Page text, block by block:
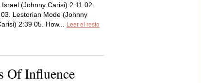
Israel (Johnny Carisi) 2:11 02.
Lestorian Mode (Johnny
2:39 05. How...
Leer el resto
Of Influence